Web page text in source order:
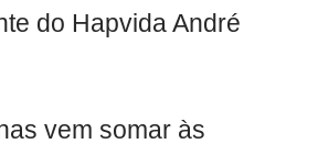
do Hapvida André
vem somar às